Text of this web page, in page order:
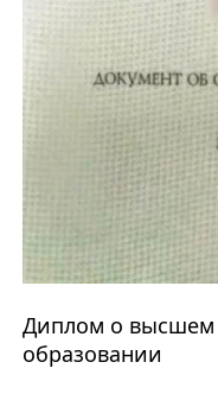
Диплом о высшем
образовании